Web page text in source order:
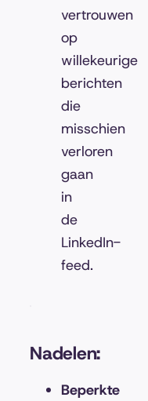
vertrouwen
op
willekeurige
berichten
die
misschien
verloren
gaan
in
de
LinkedIn-
feed.
Nadelen:
Beperkte